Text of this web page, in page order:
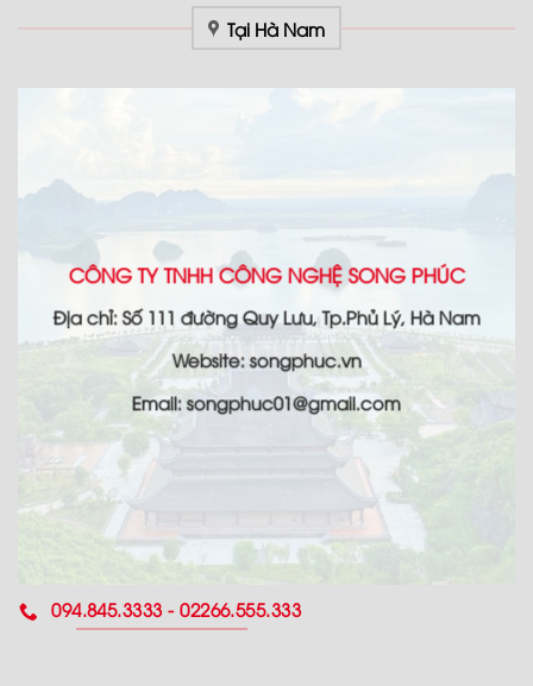
Tại Hà Nam
CÔNG TY TNHH CÔNG NGHỆ SONG PHÚC
Địa chỉ: Số 111 đường Quy Lưu, Tp.Phủ Lý, Hà Nam
Website: songphuc.vn
Email: songphuc01@gmail.com
094.845.3333 - 02266.555.333